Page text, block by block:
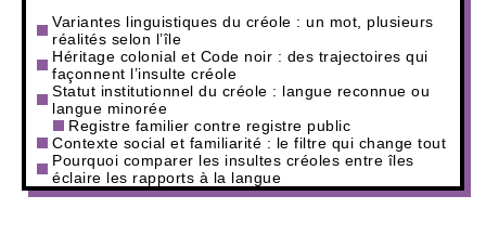
Variantes linguistiques du créole : un mot, plusieurs
réalités selon l’île
Héritage colonial et Code noir : des trajectoires qui
façonnent l’insulte créole
Statut institutionnel du créole : langue reconnue ou
langue minorée
Registre familier contre registre public
Contexte social et familiarité : le filtre qui change tout
Pourquoi comparer les insultes créoles entre îles
éclaire les rapports à la langue